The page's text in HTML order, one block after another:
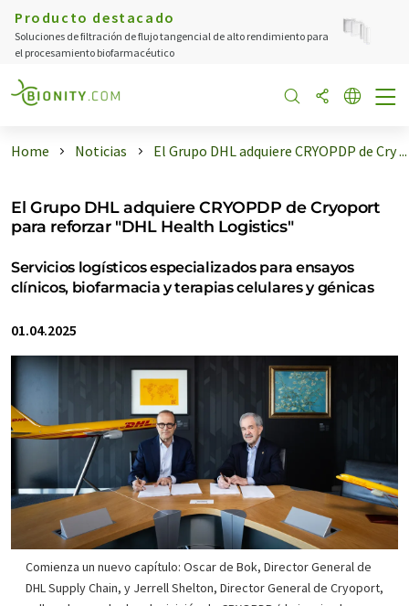
Producto destacado
Soluciones de filtración de flujo tangencial de alto rendimiento para
el procesamiento biofarmacéutico
Home Noticias El Grupo DHL adquiere CRYOPDP de Cry ...
El Grupo DHL adquiere CRYOPDP de Cryoport
para reforzar "DHL Health Logistics"
Servicios logísticos especializados para ensayos
clínicos, biofarmacia y terapias celulares y génicas
01.04.2025
Comienza un nuevo capítulo: Oscar de Bok, Director General de
DHL Supply Chain, y Jerrell Shelton, Director General de Cryoport,